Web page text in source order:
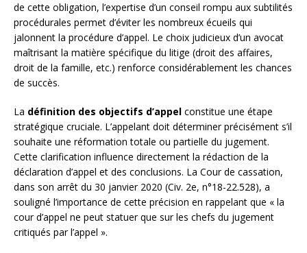
de cette obligation, l’expertise d’un conseil rompu aux subtilités
procédurales permet d’éviter les nombreux écueils qui
jalonnent la procédure d’appel. Le choix judicieux d’un avocat
maîtrisant la matière spécifique du litige (droit des affaires,
droit de la famille, etc.) renforce considérablement les chances
de succès.
La définition des objectifs d’appel constitue une étape
stratégique cruciale. L’appelant doit déterminer précisément s’il
souhaite une réformation totale ou partielle du jugement.
Cette clarification influence directement la rédaction de la
déclaration d’appel et des conclusions. La Cour de cassation,
dans son arrêt du 30 janvier 2020 (Civ. 2e, n°18-22.528), a
souligné l’importance de cette précision en rappelant que « la
cour d’appel ne peut statuer que sur les chefs du jugement
critiqués par l’appel ».